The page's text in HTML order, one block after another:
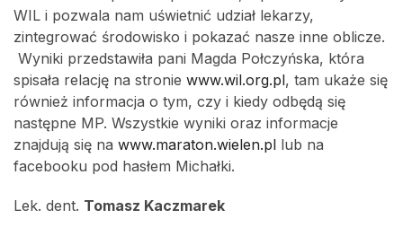
WIL i pozwala nam uświetnić udział lekarzy,
zintegrować środowisko i pokazać nasze inne oblicze.
Wyniki przedstawiła pani Magda Połczyńska, która
spisała relację na stronie www.wil.org.pl, tam ukaże się
również informacja o tym, czy i kiedy odbędą się
następne MP. Wszystkie wyniki oraz informacje
znajdują się na www.maraton.wielen.pl lub na
facebooku pod hasłem Michałki.
Lek. dent. Tomasz Kaczmarek